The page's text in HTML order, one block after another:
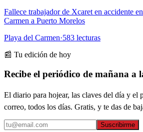
Fallece trabajador de Xcaret en accidente
Carmen a Puerto Morelos
Playa del Carmen·583 lecturas
📰 Tu edición de hoy
Recibe el periódico de mañana a
El diario para hojear, las claves del día y
correo, todos los días. Gratis, y te das de
Suscribirme